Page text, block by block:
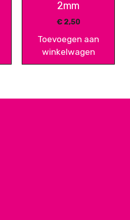
2mm
€2,50
Toevoegen aan
winkelwagen